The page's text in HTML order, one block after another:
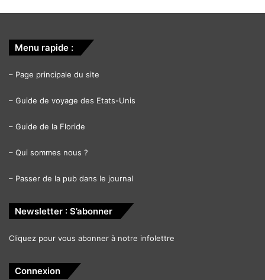
Menu rapide :
– Page principale du site
– Guide de voyage des Etats-Unis
– Guide de la Floride
– Qui sommes nous ?
– Passer de la pub dans le journal
Newsletter : S’abonner
Cliquez pour vous abonner à notre infolettre
Connexion